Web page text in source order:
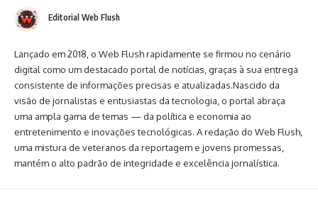
Editorial Web Flush
Lançado em 2018, o Web Flush rapidamente se firmou no cenário
digital como um destacado portal de notícias, graças à sua entrega
consistente de informações precisas e atualizadas.Nascido da
visão de jornalistas e entusiastas da tecnologia, o portal abraça
uma ampla gama de temas — da política e economia ao
entretenimento e inovações tecnológicas. A redação do Web Flush,
uma mistura de veteranos da reportagem e jovens promessas,
mantém o alto padrão de integridade e excelência jornalística.